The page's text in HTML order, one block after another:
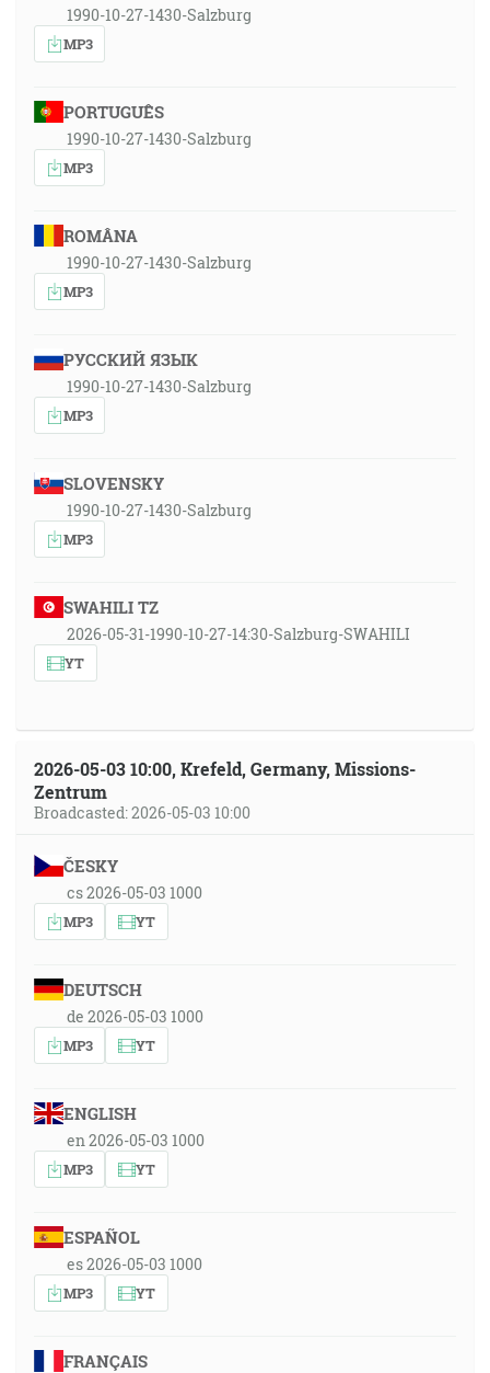
1990-10-27-1430-Salzburg
MP3
PORTUGUÊS
1990-10-27-1430-Salzburg
MP3
ROMÂNA
1990-10-27-1430-Salzburg
MP3
РУССКИЙ ЯЗЫК
1990-10-27-1430-Salzburg
MP3
SLOVENSKY
1990-10-27-1430-Salzburg
MP3
SWAHILI TZ
2026-05-31-1990-10-27-14:30-Salzburg-SWAHILI
YT
2026-05-03 10:00, Krefeld, Germany, Missions-
Zentrum
Broadcasted: 2026-05-03 10:00
ČESKY
cs 2026-05-03 1000
MP3 YT
DEUTSCH
de 2026-05-03 1000
MP3 YT
ENGLISH
en 2026-05-03 1000
MP3 YT
ESPAÑOL
es 2026-05-03 1000
MP3 YT
FRANÇAIS